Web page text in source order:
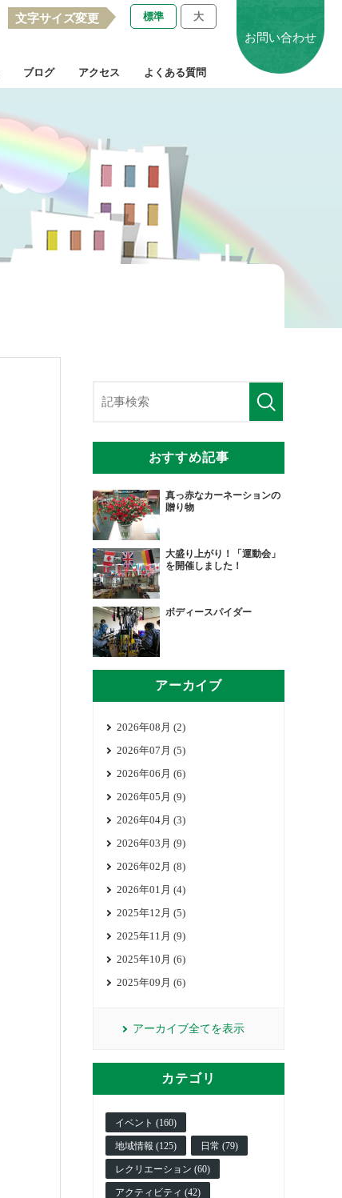
文字サイズ変更 標準 大
ブログ アクセス よくある質問
お問い合わせ
おすすめ記事
真っ赤なカーネーションの
贈り物
大盛り上がり！「運動会」
を開催しました！
ボディースパイダー
アーカイブ
2026年08月 (2)
2026年07月 (5)
2026年06月 (6)
2026年05月 (9)
2026年04月 (3)
2026年03月 (9)
2026年02月 (8)
2026年01月 (4)
2025年12月 (5)
2025年11月 (9)
2025年10月 (6)
2025年09月 (6)
アーカイブ全てを表示
カテゴリ
イベント (160)
地域情報 (125) 日常 (79)
レクリエーション (60)
アクティビティ (42)